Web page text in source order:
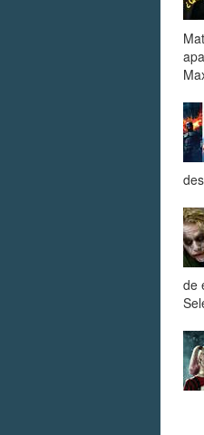
de